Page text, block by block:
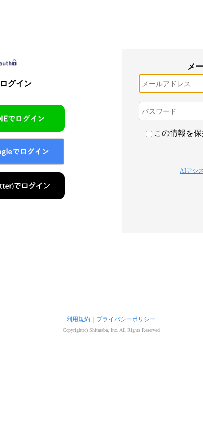
グイン
メ
この情報を保
AIアシ
利用規約 プライバシーポリシー
Copyright(c) Shitaraba, Inc. All Rights Reserved